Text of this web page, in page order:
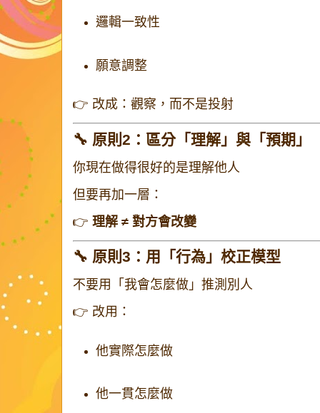
邏輯一致性
願意調整
👉 改成：觀察，而不是投射
🔧 原則2：區分「理解」與「預期」
你現在做得很好的是理解他人
但要再加一層：
👉 理解 ≠ 對方會改變
🔧 原則3：用「行為」校正模型
不要用「我會怎麼做」推測別人
👉 改用：
他實際怎麼做
他一貫怎麼做